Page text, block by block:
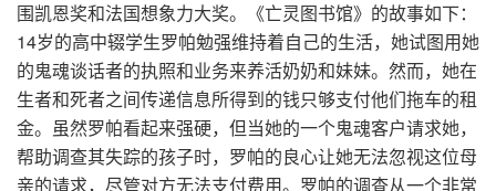
围凯恩奖和法国想象力大奖。《亡灵图书馆》的故事如下：
14岁的高中辍学生罗帕勉强维持着自己的生活，她试图用她
的鬼魂谈话者的执照和业务来养活奶奶和妹妹。然而，她在
生者和死者之间传递信息所得到的钱只够支付他们拖车的租
金。虽然罗帕看起来强硬，但当她的一个鬼魂客户请求她，
帮助调查其失踪的孩子时，罗帕的良心让她无法忽视这位母
亲的请求，尽管对方无法支付费用。罗帕的调查从一个非常